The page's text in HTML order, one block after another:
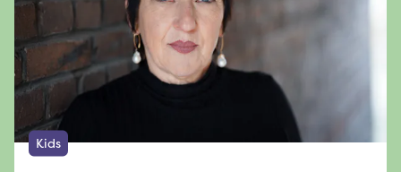
Kids